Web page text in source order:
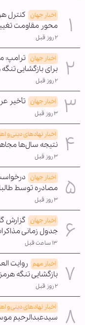
اخبار جهان کنترل
محور مقاومت
۲ روز قبل
اخبار جهان ترامپ:
برای بازگشایی
۲ روز قبل
اخبار جهان تأخیر
۳ روز قبل
اخبار نهادهای دینی و
نتیجه سال‌ها
۳ روز قبل
اخبار جهان
مصادره توسط
۳ روز قبل
اخبار جهان گزارش
جدول زمانی
۱۳ ساعت قبل
اخبار مهم روایت
بازگشایی تنگه هرمز
۲ روز قبل
اخبار نهادهای دینی و
سیدعبدالرحیم